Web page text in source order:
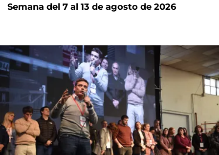
Semana del 7 al 13 de agosto de 2026